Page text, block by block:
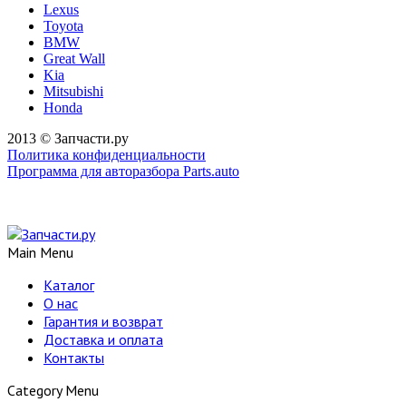
Lexus
Toyota
BMW
Great Wall
Kia
Mitsubishi
Honda
2013 © Запчасти.ру
Политика конфиденциальности
Программа для авторазбора Parts.auto
Main Menu
Каталог
О нас
Гарантия и возврат
Доставка и оплата
Контакты
Category Menu